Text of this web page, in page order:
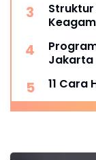
Struktur
Jakarta
11 Cara